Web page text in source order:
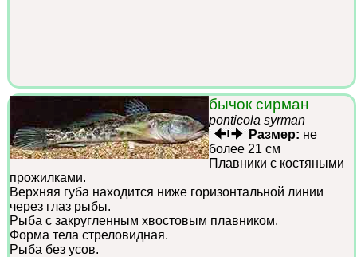
бычок сирман
ponticola syrman
Размер: не
более 21 см
Плавники с костяными
прожилками.
Верхняя губа находится ниже горизонтальной линии
через глаз рыбы.
Рыба с закругленным хвостовым плавником.
Форма тела стреловидная.
Рыба без усов.